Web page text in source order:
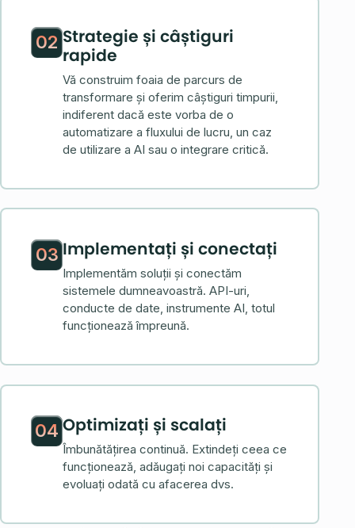
02 Strategie și câștiguri
rapide
Vă construim foaia de parcurs de
transformare și oferim câștiguri timpurii,
indiferent dacă este vorba de o
automatizare a fluxului de lucru, un caz
de utilizare a AI sau o integrare critică.
03 Implementați și conectați
Implementăm soluții și conectăm
sistemele dumneavoastră. API-uri,
conducte de date, instrumente AI, totul
funcționează împreună.
04 Optimizați și scalați
Îmbunătățirea continuă. Extindeți ceea ce
funcționează, adăugați noi capacități și
evoluați odată cu afacerea dvs.